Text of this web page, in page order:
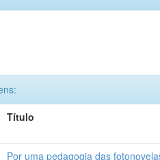
Título
Por uma pedagogia das